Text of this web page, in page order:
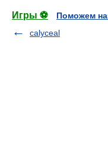
Игры ⚽
Поможем
calyceal